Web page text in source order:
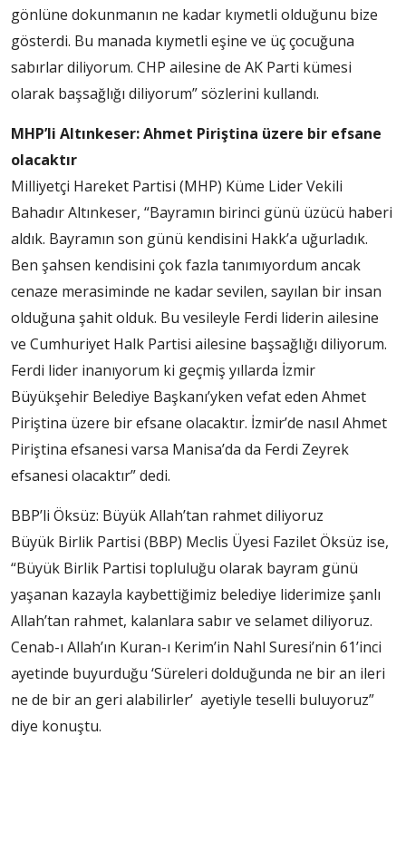
gönlüne dokunmanın ne kadar kıymetli olduğunu bize
gösterdi. Bu manada kıymetli eşine ve üç çocuğuna
sabırlar diliyorum. CHP ailesine de AK Parti kümesi
olarak başsağlığı diliyorum” sözlerini kullandı.
MHP’li Altınkeser: Ahmet Piriştina üzere bir efsane
olacaktır
Milliyetçi Hareket Partisi (MHP) Küme Lider Vekili
Bahadır Altınkeser, “Bayramın birinci günü üzücü haberi
aldık. Bayramın son günü kendisini Hakk’a uğurladık.
Ben şahsen kendisini çok fazla tanımıyordum ancak
cenaze merasiminde ne kadar sevilen, sayılan bir insan
olduğuna şahit olduk. Bu vesileyle Ferdi liderin ailesine
ve Cumhuriyet Halk Partisi ailesine başsağlığı diliyorum.
Ferdi lider inanıyorum ki geçmiş yıllarda İzmir
Büyükşehir Belediye Başkanı’yken vefat eden Ahmet
Piriştina üzere bir efsane olacaktır. İzmir’de nasıl Ahmet
Piriştina efsanesi varsa Manisa’da da Ferdi Zeyrek
efsanesi olacaktır” dedi.
BBP’li Öksüz: Büyük Allah’tan rahmet diliyoruz
Büyük Birlik Partisi (BBP) Meclis Üyesi Fazilet Öksüz ise,
“Büyük Birlik Partisi topluluğu olarak bayram günü
yaşanan kazayla kaybettiğimiz belediye liderimize şanlı
Allah’tan rahmet, kalanlara sabır ve selamet diliyoruz.
Cenab-ı Allah’ın Kuran-ı Kerim’in Nahl Suresi’nin 61’inci
ayetinde buyurduğu ‘Süreleri dolduğunda ne bir an ileri
ne de bir an geri alabilirler’ ayetiyle teselli buluyoruz”
diye konuştu.